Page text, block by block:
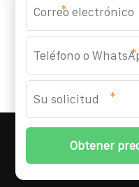
Ilustración del método
fotovoltaico
YOUFOTO INDUSTRIAL
derechos
*
*
*